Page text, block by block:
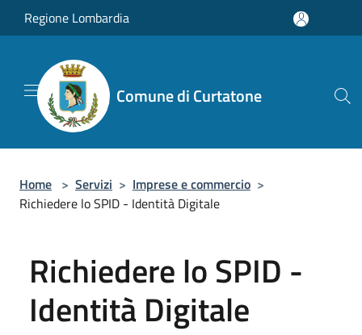
Salta al contenuto principale
Regione Lombardia
Comune di Curtatone
Home > Servizi > Imprese e commercio >
Richiedere lo SPID - Identità Digitale
Richiedere lo SPID -
Identità Digitale